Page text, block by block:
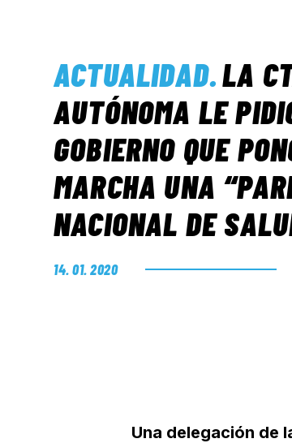
ACTUALIDAD.LA
AUTÓNOMA LE
GOBIERNO QUE
MARCHA UNA
NACIONAL DE
14. 01. 2020
Una delegación de